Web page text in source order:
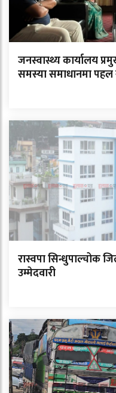
जनस्वास्थ्य कार्यालय
समस्या समाधानमा पहल
रास्वपा सिन्धुपाल्चोक
उम्मेदवारी